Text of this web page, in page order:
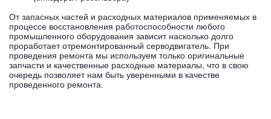
От запасных частей и расходных материалов применяемых в
процессе восстановления работоспособности любого
промышленного оборудования зависит насколько долго
проработает отремонтированный серводвигатель. При
проведения ремонта мы используем только оригинальные
запчасти и качественные расходные материалы, что в свою
очередь позволяет нам быть уверенными в качестве
проведенного ремонта.